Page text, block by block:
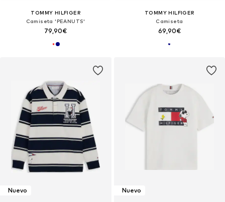
TOMMY HILFIGER
Camiseta 'PEANUTS'
79,90€
TOMMY HILFIGER
Camiseta
69,90€
Nuevo Nuevo